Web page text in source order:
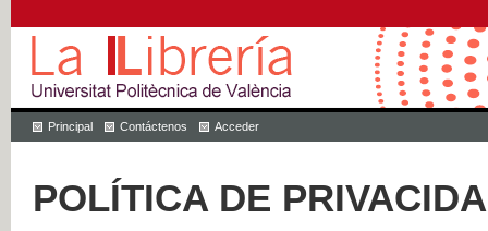
Principal Contáctenos Acceder
POLÍTICA DE